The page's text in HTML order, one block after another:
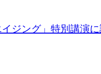
ジング」特別講演に